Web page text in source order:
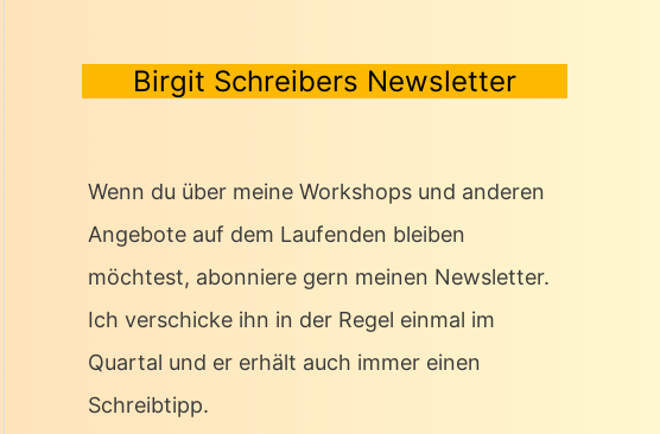
Birgit Schreibers Newsletter
Wenn du über meine Workshops und anderen
Angebote auf dem Laufenden bleiben
möchtest, abonniere gern meinen Newsletter.
Ich verschicke ihn in der Regel einmal im
Quartal und er erhält auch immer einen
Schreibtipp.